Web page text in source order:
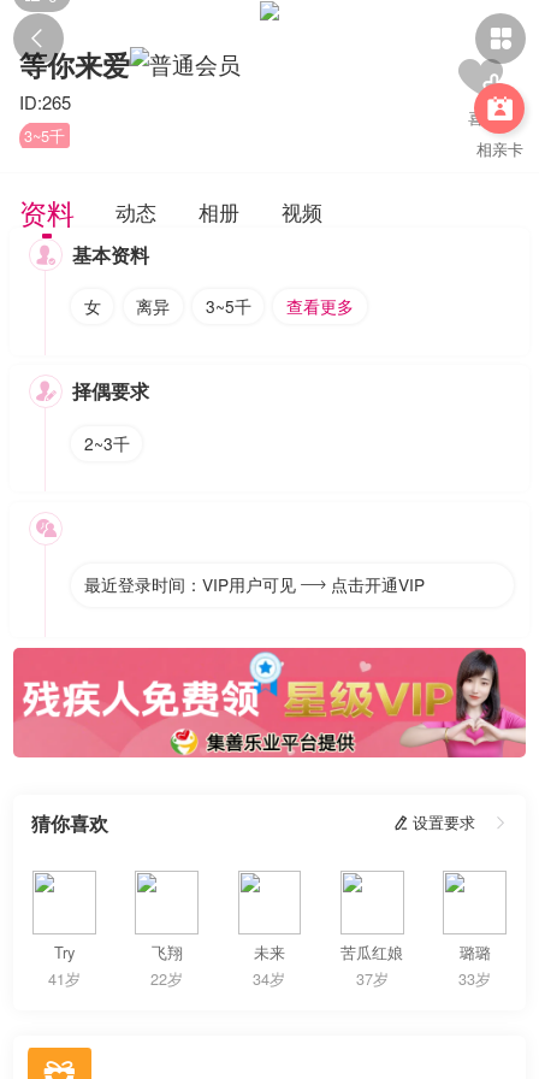
 

相亲卡
等你来爱
ID:265
3~5千
资料 动态 相册 视频
 基本资料
女 离异 3~5千 查看更多
 择偶要求
2~3千

最近登录时间：VIP用户可见  点击开通VIP
猜你喜欢  设置要求 
Try
41岁
飞翔
22岁
未来
34岁
苦瓜红娘
37岁
璐璐
33岁